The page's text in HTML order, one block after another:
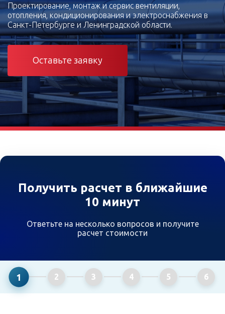
Проектирование, монтаж и сервис вентиляции,
отопления, кондиционирования и электроснабжения в
Санкт-Петербурге и Ленинградской области.
Оставьте заявку
Получить расчет в ближайшие
10 минут
Ответьте на несколько вопросов и получите
расчет стоимости
1 2 3 4 5 6